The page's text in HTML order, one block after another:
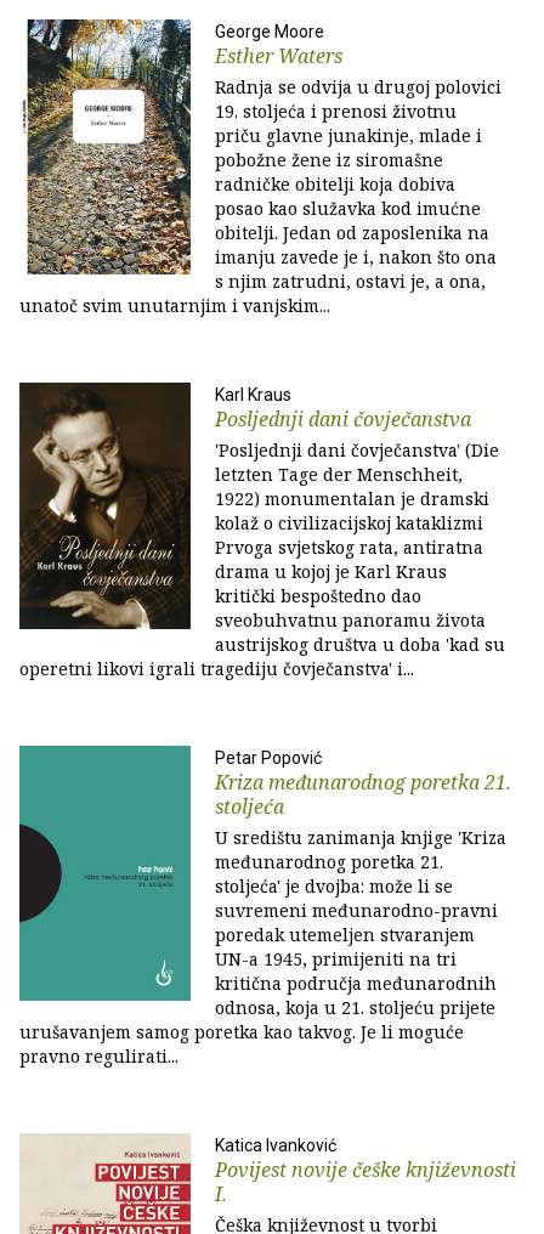
George Moore
Esther Waters
Radnja se odvija u drugoj polovici
19. stoljeća i prenosi životnu
priču glavne junakinje, mlade i
pobožne žene iz siromašne
radničke obitelji koja dobiva
posao kao služavka kod imućne
obitelji. Jedan od zaposlenika na
imanju zavede je i, nakon što ona
s njim zatrudni, ostavi je, a ona,
unatoč svim unutarnjim i vanjskim...
Karl Kraus
Posljednji dani čovječanstva
'Posljednji dani čovječanstva' (Die
letzten Tage der Menschheit,
1922) monumentalan je dramski
kolaž o civilizacijskoj kataklizmi
Prvoga svjetskog rata, antiratna
drama u kojoj je Karl Kraus
kritički bespoštedno dao
sveobuhvatnu panoramu života
austrijskog društva u doba 'kad su
operetni likovi igrali tragediju čovječanstva' i...
Petar Popović
Kriza međunarodnog poretka 21.
stoljeća
U središtu zanimanja knjige 'Kriza
međunarodnog poretka 21.
stoljeća' je dvojba: može li se
suvremeni međunarodno-pravni
poredak utemeljen stvaranjem
UN-a 1945, primijeniti na tri
kritična područja međunarodnih
odnosa, koja u 21. stoljeću prijete
urušavanjem samog poretka kao takvog. Je li moguće
pravno regulirati...
Katica Ivanković
Povijest novije češke književnosti
I.
Češka književnost u tvorbi